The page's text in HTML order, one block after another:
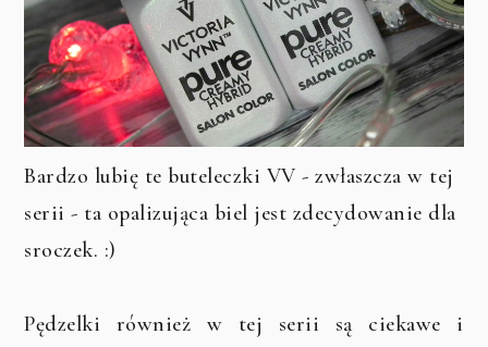
Bardzo lubię te buteleczki VV - zwłaszcza w tej
serii - ta opalizująca biel jest zdecydowanie dla
sroczek. :)
Pędzelki również w tej serii są ciekawe i